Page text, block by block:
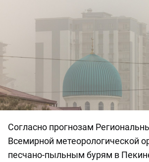
Согласно прогнозам
Всемирной метеорологической
песчано-пыльным бурям в